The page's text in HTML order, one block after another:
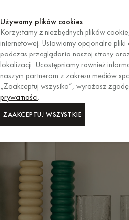
Używamy plików cookies
Korzystamy z niezbędnych plików
internetowej. Ustawiamy opcjonalne
podczas przeglądania naszej strony
lokalizacji. Udostępniamy również
naszym partnerom z zakresu mediów
„Zaakceptuj wszystko”, wyrażasz
prywatności.
ZAAKCEPTUJ WSZYSTKIE